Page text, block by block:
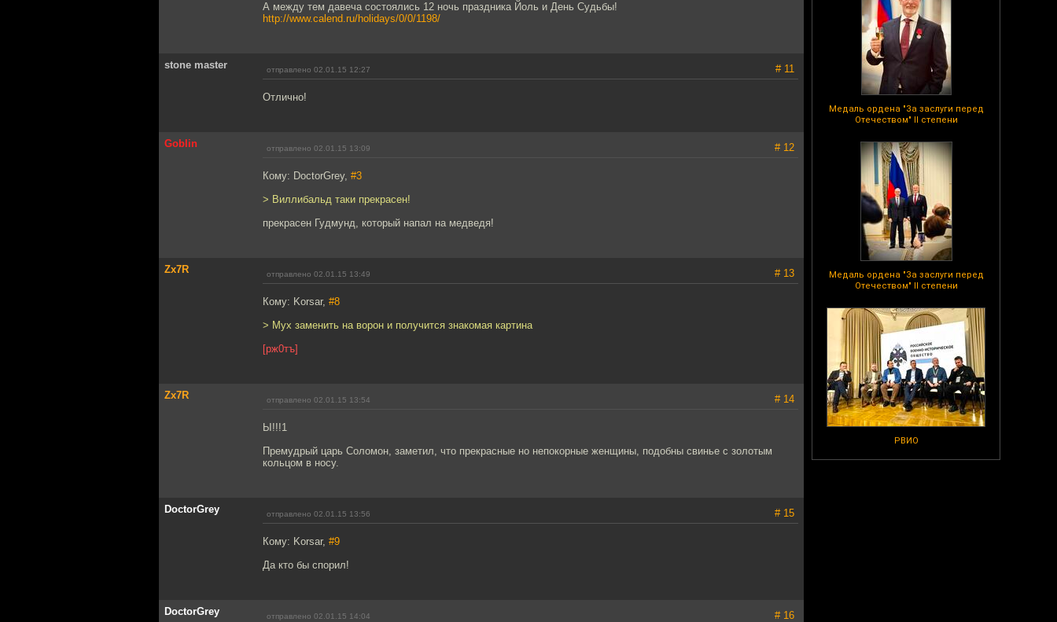
Медаль ордена "За заслуги перед
Отечеством" II степени
Медаль ордена "За заслуги перед
Отечеством" II степени
РВИО
А между тем давеча состоялись 12 ночь праздника Йоль и День Судьбы!
http://www.calend.ru/holidays/0/0/1198/
stone master отправлено 02.01.15 12:27 # 11
Отлично!
Goblin отправлено 02.01.15 13:09 # 12
Кому: DoctorGrey, #3
> Виллибальд таки прекрасен!
прекрасен Гудмунд, который напал на медведя!
Zx7R отправлено 02.01.15 13:49 # 13
Кому: Korsar, #8
> Мух заменить на ворон и получится знакомая картина
[рж0тъ]
Zx7R отправлено 02.01.15 13:54 # 14
Ы!!!1
Премудрый царь Соломон, заметил, что прекрасные но непокорные женщины, подобны свинье с золотым
кольцом в носу.
DoctorGrey отправлено 02.01.15 13:56 # 15
Кому: Korsar, #9
Да кто бы спорил!
DoctorGrey отправлено 02.01.15 14:04 # 16